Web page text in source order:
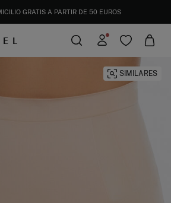
UN 10% EXTRA DE DESCUENTO. CÓDIGO: APP10
SIMILARES